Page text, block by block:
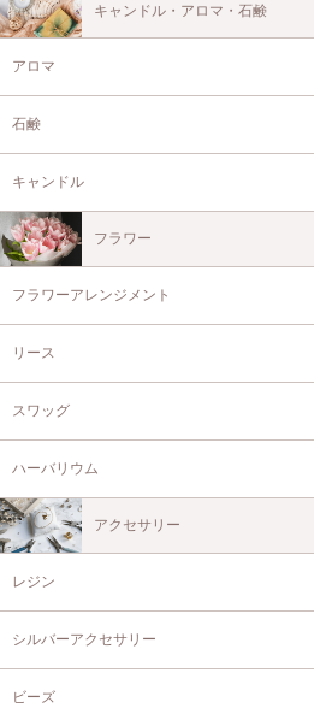
キャンドル・アロマ・石鹸
アロマ
石鹸
キャンドル
フラワー
フラワーアレンジメント
リース
スワッグ
ハーバリウム
アクセサリー
レジン
シルバーアクセサリー
ビーズ